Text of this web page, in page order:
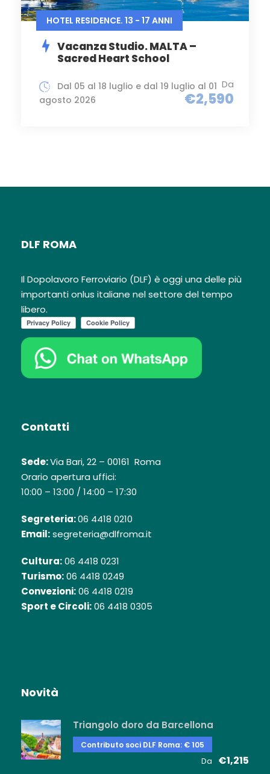
HOTEL RESIDENCE. 13 - 17 ANNI
Vacanza Studio. MALTA –
Sacred Heart School
Da
€2,590
Dal 05 al 18 luglio e dal 19 luglio al 01
agosto 2026
DLF ROMA
Il Dopolavoro Ferroviario (DLF) è oggi una delle più
importanti onlus italiane nel settore del tempo
libero.
Contatti
Sede:Via Bari, 22 – 00161 Roma
Orario apertura uffici:
10:00 – 13:00 / 14:00 – 17:30
Segreteria:06 4418 0210
Email:segreteria@dlfroma.it
Cultura:06 4418 0231
Turismo:06 4418 0249
Convezioni:06 4418 0219
Sport e Circoli:06 4418 0305
Novità
Triangolo doro da Barcellona
Contributo soci DLF Roma: € 105
Da €1,215